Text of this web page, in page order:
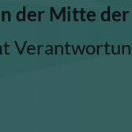
der Mitte